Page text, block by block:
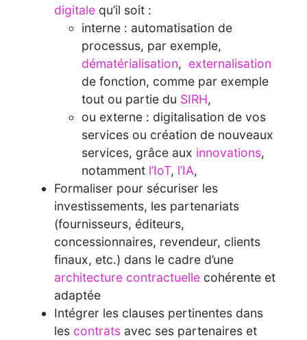
digitale qu’il soit :
interne : automatisation de
processus, par exemple,
dématérialisation, externalisation
de fonction, comme par exemple
tout ou partie du SIRH,
ou externe : digitalisation de vos
services ou création de nouveaux
services, grâce aux innovations,
notamment l’IoT, l’IA,
Formaliser pour sécuriser les
investissements, les partenariats
(fournisseurs, éditeurs,
concessionnaires, revendeur, clients
finaux, etc.) dans le cadre d’une
architecture contractuelle cohérente et
adaptée
Intégrer les clauses pertinentes dans
les contrats avec ses partenaires et